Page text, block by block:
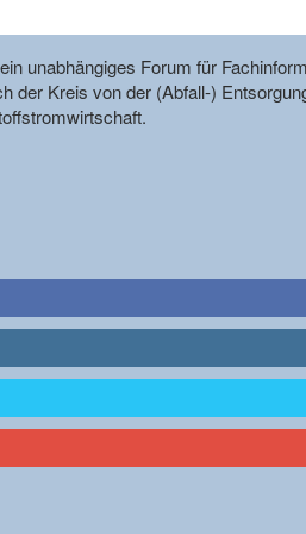
unabhängiges Forum für
Kreis von der (Abfall-)